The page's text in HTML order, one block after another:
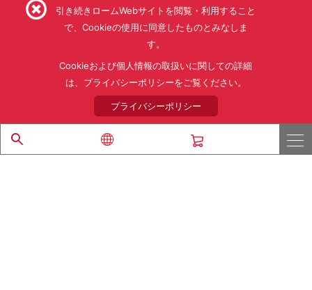
利用目的
プライバシーポリシー
サイトマップ
ローム製品の販売に関する標準契約条件書(PDF)
© 1997 - 2026 ROHM CO., LTD. ALL RIGHTS RESERVED.
引き続きロームWebサイトを閲覧・利用すること
で、Cookieの使用に同意したものとみなしま
す。
Cookieおよび個人情報の取扱いに関しての詳細
は、プライバシーポリシーをご覧ください。
プライバシーポリシー